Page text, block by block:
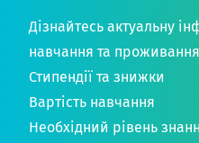
Дізнайтесь актуальну
навчання та
Стипендії та знижки
Вартість навчання
Необхідний рівень